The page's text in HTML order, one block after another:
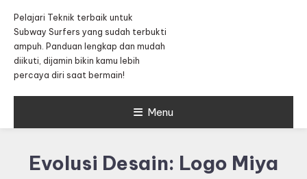
Pelajari Teknik terbaik untuk
Subway Surfers yang sudah terbukti
ampuh. Panduan lengkap dan mudah
diikuti, dijamin bikin kamu lebih
percaya diri saat bermain!
Menu
Evolusi Desain: Logo Miya